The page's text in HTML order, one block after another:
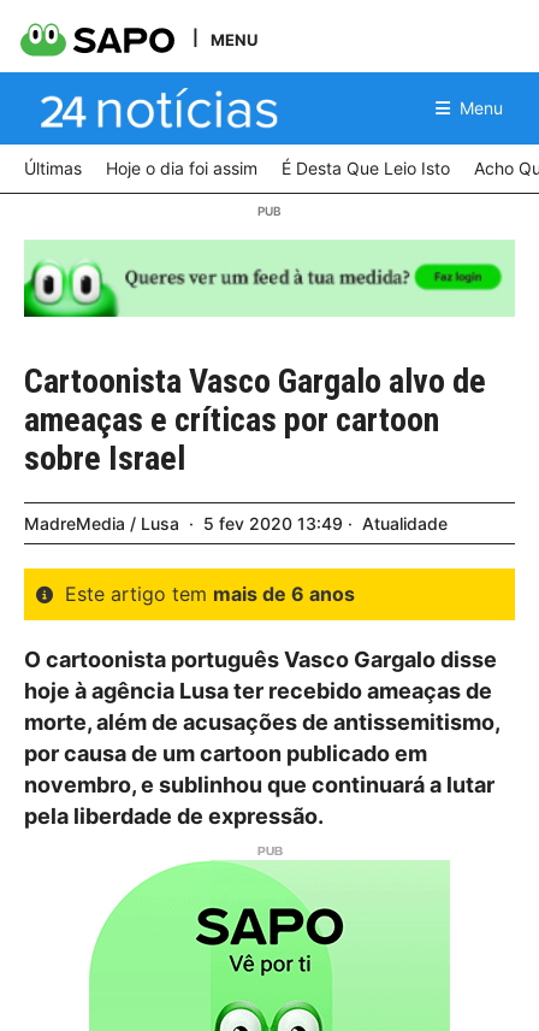
MENU
Menu
Últimas Hoje o dia foi assim É Desta Que Leio Isto Acho
Cartoonista Vasco Gargalo alvo de
ameaças e críticas por cartoon
sobre Israel
MadreMedia / Lusa 5 fev 2020 13:49 Atualidade
Este artigo tem mais de 6 anos
O cartoonista português Vasco Gargalo disse
hoje à agência Lusa ter recebido ameaças de
morte, além de acusações de antissemitismo,
por causa de um cartoon publicado em
novembro, e sublinhou que continuará a lutar
pela liberdade de expressão.